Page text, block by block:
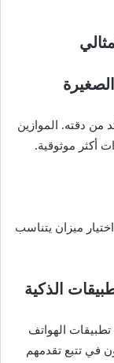
من دقته. الموازين
أكثر موثوقية.
ميزان يتناسب
الذكية
تطبيقات الهواتف
في تتبع تقدمهم